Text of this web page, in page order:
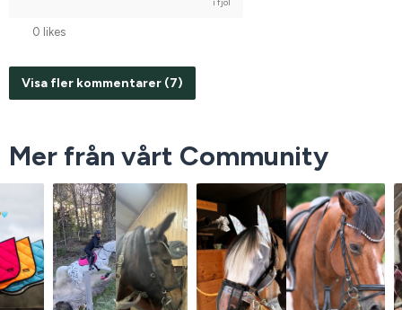
i fjol
0 likes
Visa fler kommentarer (7)
Mer från vårt Community